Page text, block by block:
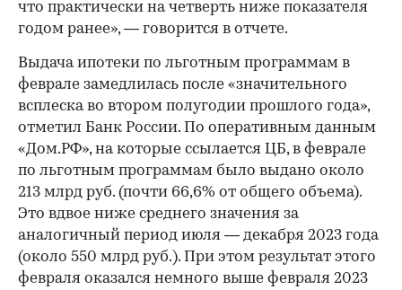
что практически на четверть ниже показателя
годом ранее», — говорится в отчете.
Выдача ипотеки по льготным программам в
феврале замедлилась после «значительного
всплеска во втором полугодии прошлого года»,
отметил Банк России. По оперативным данным
«Дом.РФ», на которые ссылается ЦБ, в феврале
по льготным программам было выдано около
213 млрд руб. (почти 66,6% от общего объема).
Это вдвое ниже среднего значения за
аналогичный период июля — декабря 2023 года
(около 550 млрд руб.). При этом результат этого
февраля оказался немного выше февраля 2023